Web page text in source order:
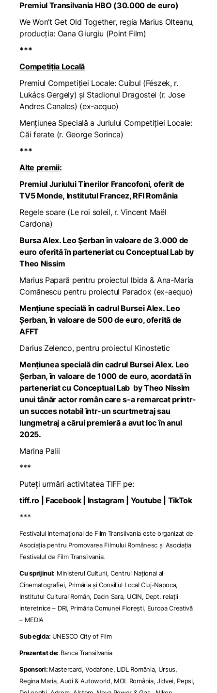
Premiul Transilvania HBO (30.000 de euro)
We Won’t Get Old Together, regia Marius Olteanu,
producția: Oana Giurgiu (Point Film)
***
Competiția Locală
Premiul Competiției Locale: Cuibul (Fészek, r.
Lukács Gergely) și Stadionul Dragostei (r. Jose
Andres Canales) (ex-aequo)
Mențiunea Specială a Juriului Competiției Locale:
Căi ferate (r. George Sorinca)
***
Alte premii:
Premiul Juriului Tinerilor Francofoni, oferit de
TV5 Monde, Institutul Francez, RFI România
Regele soare (Le roi soleil, r. Vincent Maël
Cardona)
Bursa Alex. Leo Șerban în valoare de 3.000 de
euro oferită în parteneriat cu Conceptual Lab by
Theo Nissim
Marius Papară pentru proiectul Ibida & Ana-Maria
Comănescu pentru proiectul Paradox (ex-aequo)
Mențiune specială în cadrul Bursei Alex. Leo
Șerban, în valoare de 500 de euro, oferită de
AFFT
Darius Zelenco, pentru proiectul Kinostetic
Mențiunea specială din cadrul Bursei Alex. Leo
Șerban, în valoare de 1000 de euro, acordată în
parteneriat cu Conceptual Lab by Theo Nissim
unui tânăr actor român care s-a remarcat printr-
un succes notabil într-un scurtmetraj sau
lungmetraj a cărui premieră a avut loc în anul
2025.
Marina Palii
***
Puteți urmări activitatea TIFF pe:
tiff.ro
Facebook | Instagram Youtube
TikTok
***
Festivalul Internațional de Film Transilvania este organizat de
Asociația pentru Promovarea Filmului Românesc și Asociația
Festivalul de Film Transilvania.
Cu sprijinul: Ministerul Culturii, Centrul Național al
Cinematografiei, Primăria și Consiliul Local Cluj-Napoca,
Institutul Cultural Român, Dacin Sara, UCIN, Dept. relații
interetnice – DRI, Primăria Comunei Florești, Europa Creativă
– MEDIA
Sub egida: UNESCO City of Film
Prezentat de: Banca Transilvania
Sponsori: Mastercard, Vodafone, LIDL România, Ursus,
Regina Maria, Audi & Autoworld, MOL România, Jidvei, Pepsi,